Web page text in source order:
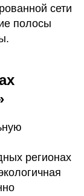
сети
полосы
регионах